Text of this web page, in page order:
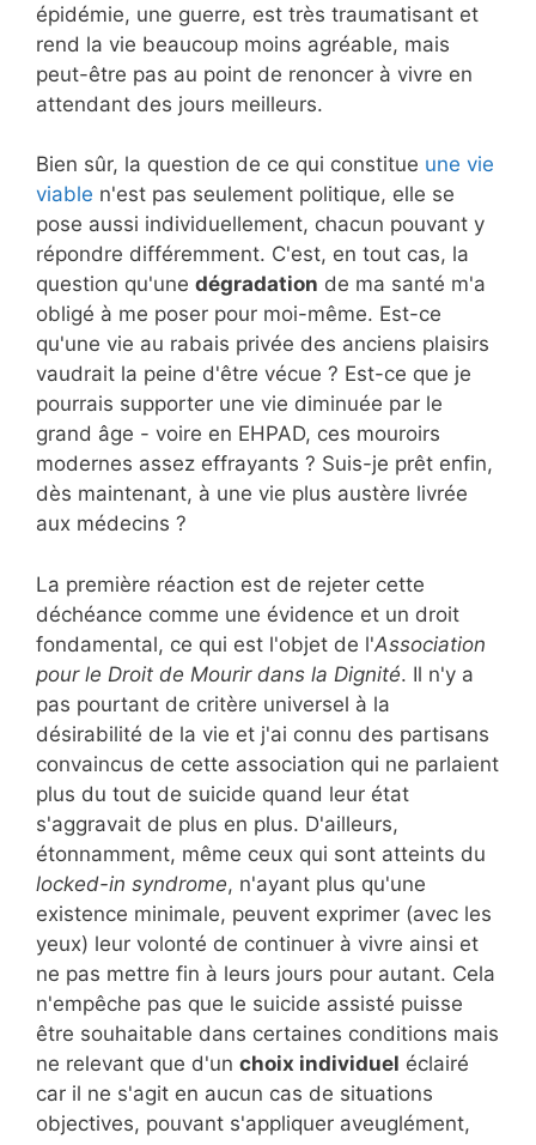
épidémie, une guerre, est très traumatisant et
rend la vie beaucoup moins agréable, mais
peut-être pas au point de renoncer à vivre en
attendant des jours meilleurs.
Bien sûr, la question de ce qui constitue une vie
viable n'est pas seulement politique, elle se
pose aussi individuellement, chacun pouvant y
répondre différemment. C'est, en tout cas, la
question qu'une dégradation de ma santé m'a
obligé à me poser pour moi-même. Est-ce
qu'une vie au rabais privée des anciens plaisirs
vaudrait la peine d'être vécue ? Est-ce que je
pourrais supporter une vie diminuée par le
grand âge - voire en EHPAD, ces mouroirs
modernes assez effrayants ? Suis-je prêt enfin,
dès maintenant, à une vie plus austère livrée
aux médecins ?
La première réaction est de rejeter cette
déchéance comme une évidence et un droit
fondamental, ce qui est l'objet de l'Association
pour le Droit de Mourir dans la Dignité. Il n'y a
pas pourtant de critère universel à la
désirabilité de la vie et j'ai connu des partisans
convaincus de cette association qui ne parlaient
plus du tout de suicide quand leur état
s'aggravait de plus en plus. D'ailleurs,
étonnamment, même ceux qui sont atteints du
locked-in syndrome, n'ayant plus qu'une
existence minimale, peuvent exprimer (avec les
yeux) leur volonté de continuer à vivre ainsi et
ne pas mettre fin à leurs jours pour autant. Cela
n'empêche pas que le suicide assisté puisse
être souhaitable dans certaines conditions mais
ne relevant que d'un choix individuel éclairé
car il ne s'agit en aucun cas de situations
objectives, pouvant s'appliquer aveuglément,